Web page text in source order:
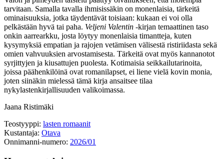
tarvitaan. Samalla tavalla ihmisissäkin on monenlaisia, tärkeitä
ominaisuuksia, jotka täydentävät toisiaan: kukaan ei voi olla
pelkästään hyvä tai paha. Veljeni Valentin -kirjan temaattinen taso
onkin aarrearkku, josta löytyy monenlaisia timantteja, kuten
kysymyksiä empatian ja rajojen vetämisen välisestä ristiriidasta sekä
omien vahvuuksien arvostamisesta. Tärkeitä ovat myös kannanotot
syrjittyjen ja kiusattujen puolesta. Kotimaisia seikkailutarinoita,
joissa päähenkilöinä ovat romanilapset, ei liene vielä kovin monia,
joten siinäkin mielessä tämä kirja ansaitsee tilaa
nykylastenkirjallisuuden valikoimassa.
Jaana Ristimäki
Teostyyppi: lasten romaanit
Kustantaja: Otava
Onnimanni-numero: 2026/01